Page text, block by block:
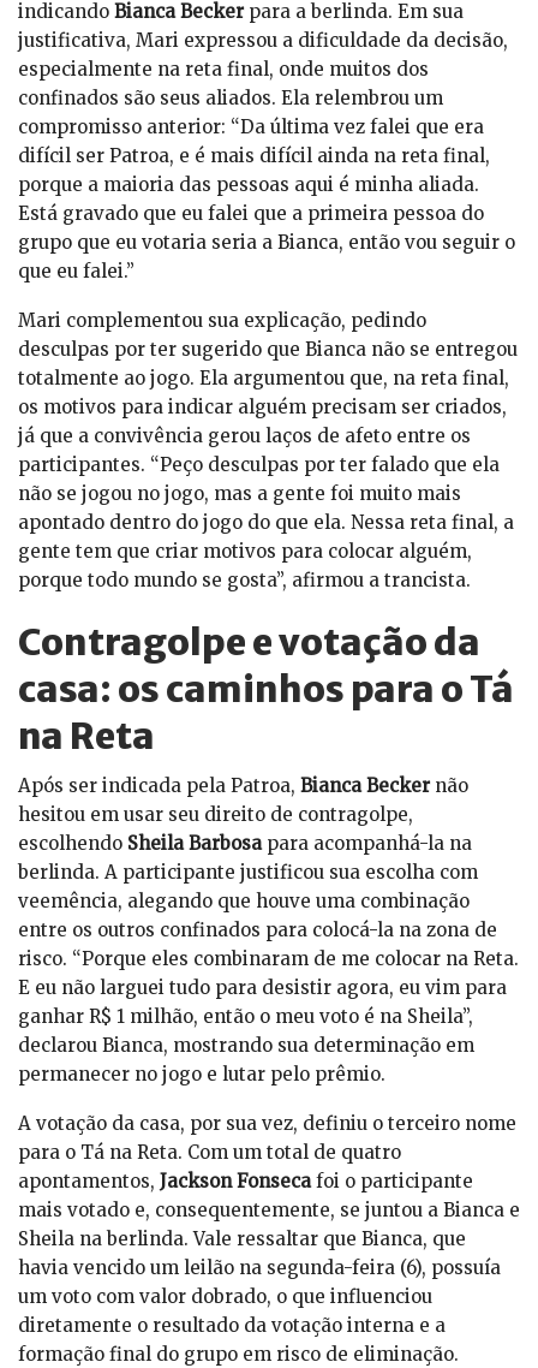
indicando Bianca Beckerpara a berlinda. Em sua
justificativa, Mari expressou a dificuldade da decisão,
especialmente na reta final, onde muitos dos
confinados são seus aliados. Ela relembrou um
compromisso anterior: “Da última vez falei que era
difícil ser Patroa, e é mais difícil ainda na reta final,
porque a maioria das pessoas aqui é minha aliada.
Está gravado que eu falei que a primeira pessoa do
grupo que eu votaria seria a Bianca, então vou seguir o
que eu falei.”
Mari complementou sua explicação, pedindo
desculpas por ter sugerido que Bianca não se entregou
totalmente ao jogo. Ela argumentou que, na reta final,
os motivos para indicar alguém precisam ser criados,
já que a convivência gerou laços de afeto entre os
participantes. “Peço desculpas por ter falado que ela
não se jogou no jogo, mas a gente foi muito mais
apontado dentro do jogo do que ela. Nessa reta final, a
gente tem que criar motivos para colocar alguém,
porque todo mundo se gosta”, afirmou a trancista.
Contragolpe e votação da
casa: os caminhos para o Tá
na Reta
Após ser indicada pela Patroa, Bianca Beckernão
hesitou em usar seu direito de contragolpe,
escolhendo Sheila Barbosapara acompanhá-la na
berlinda. A participante justificou sua escolha com
veemência, alegando que houve uma combinação
entre os outros confinados para colocá-la na zona de
risco. “Porque eles combinaram de me colocar na Reta.
E eu não larguei tudo para desistir agora, eu vim para
ganhar R$ 1 milhão, então o meu voto é na Sheila”,
declarou Bianca, mostrando sua determinação em
permanecer no jogo e lutar pelo prêmio.
A votação da casa, por sua vez, definiu o terceiro nome
para o Tá na Reta. Com um total de quatro
apontamentos, Jackson Fonsecafoi o participante
mais votado e, consequentemente, se juntou a Bianca e
Sheila na berlinda. Vale ressaltar que Bianca, que
havia vencido um leilão na segunda-feira (6), possuía
um voto com valor dobrado, o que influenciou
diretamente o resultado da votação interna e a
formação final do grupo em risco de eliminação.